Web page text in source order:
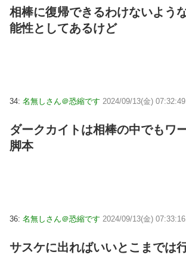
相棒に復帰できるわけないよう
能性としてあるけど
34: 名無しさん＠恐縮です 2024/09/13(金)
ダークカイトは相棒の中でもワ
脚本
36: 名無しさん＠恐縮です 2024/09/13(金)
サスケに出ればいいとこまでは